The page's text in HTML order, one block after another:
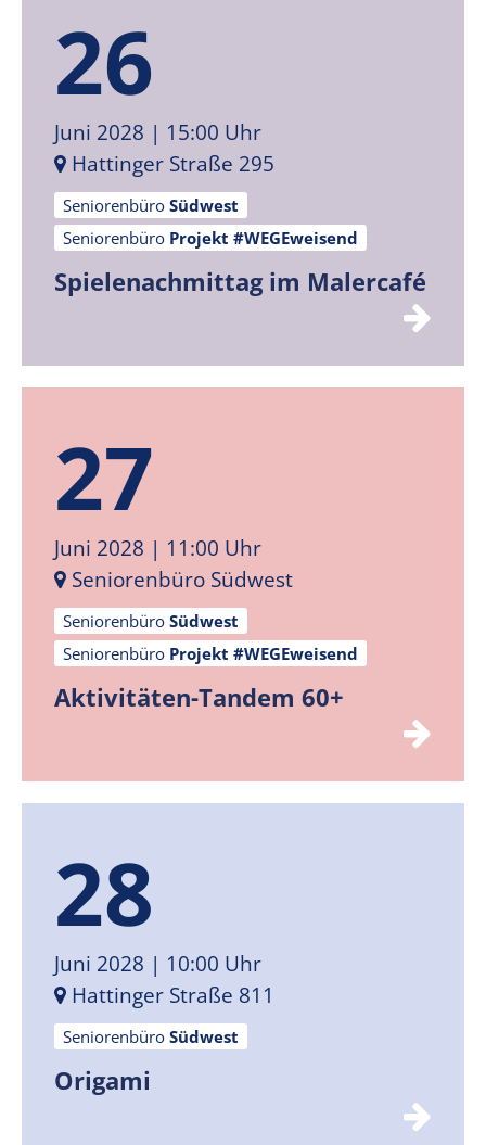
26
Juni 2028 | 15:00 Uhr
Hattinger Straße 295
Seniorenbüro Südwest
Seniorenbüro Projekt #WEGEweisend
Spielenachmittag im Malercafé
27
Juni 2028 | 11:00 Uhr
Seniorenbüro Südwest
Seniorenbüro Südwest
Seniorenbüro Projekt #WEGEweisend
Aktivitäten-Tandem 60+
28
Juni 2028 | 10:00 Uhr
Hattinger Straße 811
Seniorenbüro Südwest
Origami